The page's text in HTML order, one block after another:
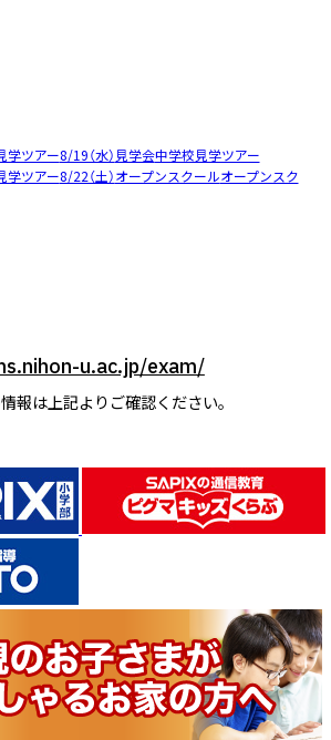
学ツアー8/19（水） 見学会中学校見学ツアー
学ツアー8/22（土）オープンスクールオープンスク
u.ac.jp/exam/
報は上記よりご確認ください。